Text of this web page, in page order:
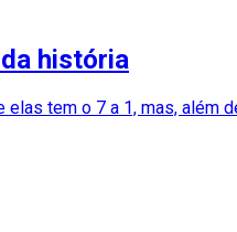
história
tem o 7 a 1, mas, além